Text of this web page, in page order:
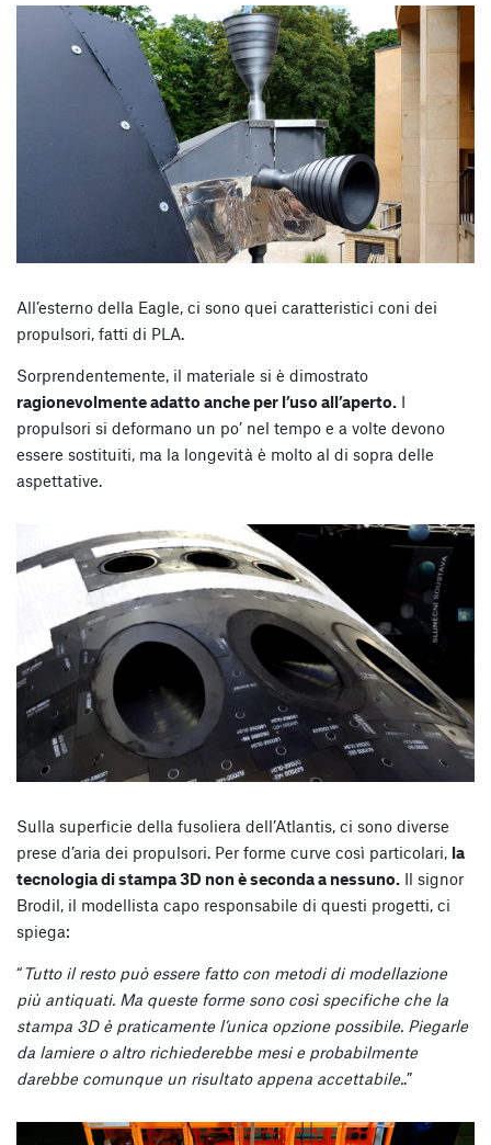
All’esterno della Eagle, ci sono quei caratteristici coni dei
propulsori, fatti di PLA.
Sorprendentemente, il materiale si è dimostrato
ragionevolmente adatto anche per l’uso all’aperto. I
propulsori si deformano un po’ nel tempo e a volte devono
essere sostituiti, ma la longevità è molto al di sopra delle
aspettative.
Sulla superficie della fusoliera dell’Atlantis, ci sono diverse
prese d’aria dei propulsori. Per forme curve così particolari, la
tecnologia di stampa 3D non è seconda a nessuno. Il signor
Brodil, il modellista capo responsabile di questi progetti, ci
spiega:
“Tutto il resto può essere fatto con metodi di modellazione
più antiquati. Ma queste forme sono così specifiche che la
stampa 3D è praticamente l’unica opzione possibile. Piegarle
da lamiere o altro richiederebbe mesi e probabilmente
darebbe comunque un risultato appena accettabile..”